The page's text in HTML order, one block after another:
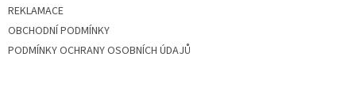
REKLAMACE
OBCHODNÍ PODMÍNKY
PODMÍNKY OCHRANY OSOBNÍCH ÚDAJŮ